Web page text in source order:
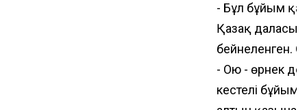
- Бұл бұйым
Қазақ даласы,
бейнеленген.
- Ою - өрнек
кестелі